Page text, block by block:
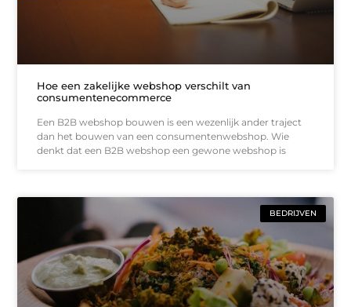
Hoe een zakelijke webshop verschilt van
consumentenecommerce
Een B2B webshop bouwen is een wezenlijk ander traject
dan het bouwen van een consumentenwebshop. Wie
denkt dat een B2B webshop een gewone webshop is
BEDRIJVEN